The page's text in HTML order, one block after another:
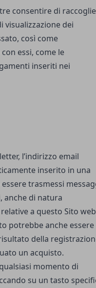
consentire di
visualizzazione dei
così come
essi, come le
inseriti nei
l’indirizzo email
inserito in una
trasmessi
anche di natura
a questo Sito
potrebbe anche essere
della
un acquisto.
momento di
su un tasto